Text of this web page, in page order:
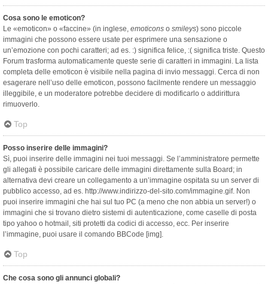
Cosa sono le emoticon?
Le «emoticon» o «faccine» (in inglese, emoticons o smileys) sono piccole
immagini che possono essere usate per esprimere una sensazione o
un’emozione con pochi caratteri; ad es. :) significa felice, :( significa triste. Questo
Forum trasforma automaticamente queste serie di caratteri in immagini. La lista
completa delle emoticon è visibile nella pagina di invio messaggi. Cerca di non
esagerare nell’uso delle emoticon, possono facilmente rendere un messaggio
illeggibile, e un moderatore potrebbe decidere di modificarlo o addirittura
rimuoverlo.
Top
Posso inserire delle immagini?
Sì, puoi inserire delle immagini nei tuoi messaggi. Se l’amministratore permette
gli allegati è possibile caricare delle immagini direttamente sulla Board; in
alternativa devi creare un collegamento a un’immagine ospitata su un server di
pubblico accesso, ad es. http://www.indirizzo-del-sito.com/immagine.gif. Non
puoi inserire immagini che hai sul tuo PC (a meno che non abbia un server!) o
immagini che si trovano dietro sistemi di autenticazione, come caselle di posta
tipo yahoo o hotmail, siti protetti da codici di accesso, ecc. Per inserire
l’immagine, puoi usare il comando BBCode [img].
Top
Che cosa sono gli annunci globali?